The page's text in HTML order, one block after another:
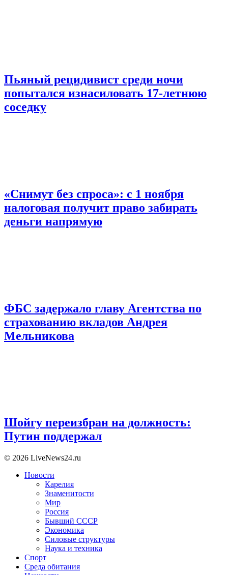
Пьяный рецидивист среди ночи
попытался изнасиловать 17-летнюю
соседку
«Снимут без спроса»: с 1 ноября
налоговая получит право забирать
деньги напрямую
ФБС задержало главу Агентства по
страхованию вкладов Андрея
Мельникова
Шойгу переизбран на должность:
Путин поддержал
© 2026 LiveNews24.ru
Новости
Карелия
Знаменитости
Мир
Россия
Бывший СССР
Экономика
Силовые структуры
Наука и техника
Спорт
Среда обитания